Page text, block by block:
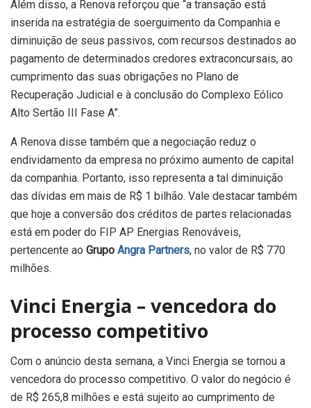
Além disso, a Renova reforçou que “a transação está
inserida na estratégia de soerguimento da Companhia e
diminuição de seus passivos, com recursos destinados ao
pagamento de determinados credores extraconcursais, ao
cumprimento das suas obrigações no Plano de
Recuperação Judicial e à conclusão do Complexo Eólico
Alto Sertão III Fase A”.
A Renova disse também que a negociação reduz o
endividamento da empresa no próximo aumento de capital
da companhia. Portanto, isso representa a tal diminuição
das dívidas em mais de R$ 1 bilhão. Vale destacar também
que hoje a conversão dos créditos de partes relacionadas
está em poder do FIP AP Energias Renováveis,
pertencente ao Grupo Angra Partners, no valor de R$ 770
milhões.
Vinci Energia – vencedora do
processo competitivo
Com o anúncio desta semana, a Vinci Energia se tornou a
vencedora do processo competitivo. O valor do negócio é
de R$ 265,8 milhões e está sujeito ao cumprimento de